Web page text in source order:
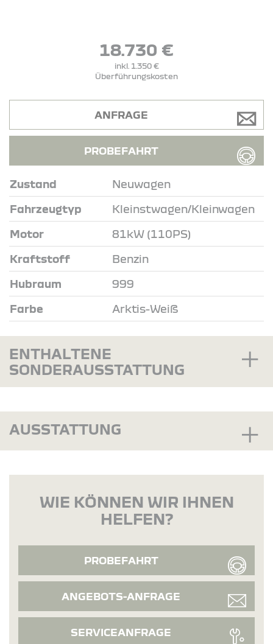
18.730 €
inkl. 1.350 €
Überführungskosten
Zustand Neuwagen
Fahrzeugtyp Kleinstwagen/Kleinwagen
Motor 81kW (110PS)
Kraftstoff Benzin
Hubraum 999
Farbe Arktis-Weiß
ANFRAGE
PROBEFAHRT
ENTHALTENE
SONDERAUSSTATTUNG
AUSSTATTUNG
WIE KÖNNEN WIR IHNEN
HELFEN?
PROBEFAHRT
ANGEBOTS-ANFRAGE
SERVICEANFRAGE